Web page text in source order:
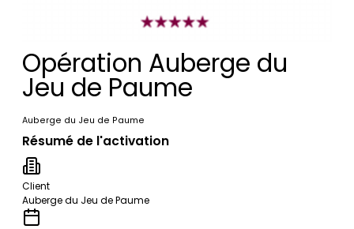
Opération Auberge du
Jeu de Paume
Auberge du Jeu de Paume
Résumé de l'activation
Client
Auberge du Jeu de Paume